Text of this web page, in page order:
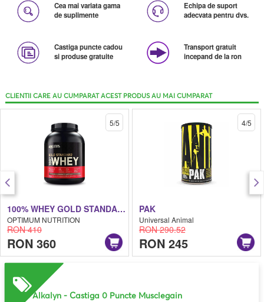
Cea mai variata gama
de suplimente
Echipa de suport
adecvata pentru dvs.
Castiga puncte cadou
si produse gratuite
Transport gratuit
incepand de la ron
CLIENTII CARE AU CUMPARAT ACEST PRODUS AU MAI CUMPARAT
100% WHEY GOLD STANDARD
OPTIMUM NUTRITION
RON 410
RON 360
5/5
PAK
Universal Animal
RON 290.52
RON 245
4/5
Kre Alkalyn- Castiga 0 Puncte Musclegain